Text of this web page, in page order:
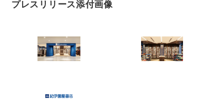
プレスリリース添付画像